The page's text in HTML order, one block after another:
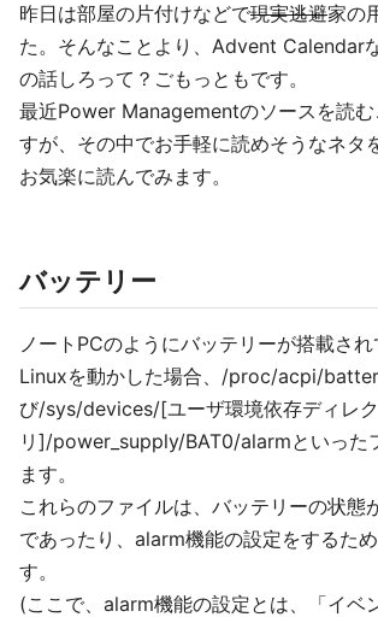
昨日は部屋の片付けなどで現実逃避家の
た。そんなことより、Advent Calendar
の話しろって？ごもっともです。
最近Power Managementのソースを読
すが、その中でお手軽に読めそうなネタ
お気楽に読んでみます。
バッテリー
ノートPCのようにバッテリーが搭載さ
Linuxを動かした場合、/proc/acpi/
び/sys/devices/[ユーザ環境依存ディレ
リ]/power_supply/BAT0/alarmといった
ます。
これらのファイルは、バッテリーの状態
であったり、alarm機能の設定をするた
す。
(ここで、alarm機能の設定とは、「イベ